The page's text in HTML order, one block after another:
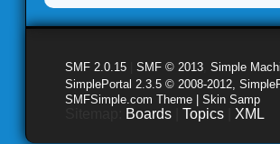
SMF 2.0.15 SMF © 2013 Simple
SimplePortal 2.3.5 © 2008-2012,
SMFSimple.com Theme | Skin Samp
Boards Topics XML